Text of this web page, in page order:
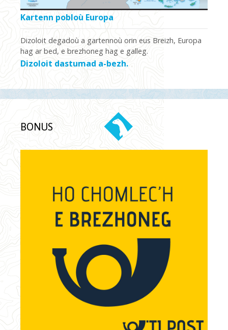
Kartenn pobloù Europa
Dizoloit degadoù a gartennoù orin eus Breizh, Europa
hag ar bed, e brezhoneg hag e galleg.
Dizoloit dastumad a-bezh.
BONUS